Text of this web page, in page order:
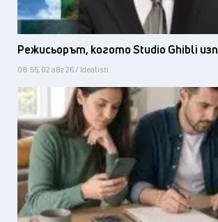
Режисьорът, когото Studio Ghibli
08:55, 02 авг 26 / Idealisti